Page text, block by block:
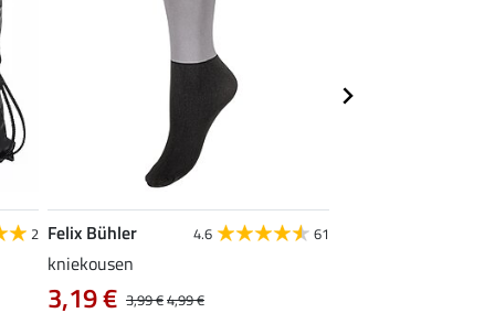
2 Felix Bühler 4.6 61
kniekousen
3,99 €4,99 €
3,19 €